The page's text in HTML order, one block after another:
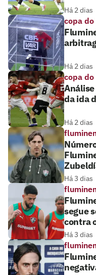
Há 2 dias
copa
Há 2 dias
copa
da ida
Há 2 dias
Há 3 dias
segue
contra
Há 3 dias